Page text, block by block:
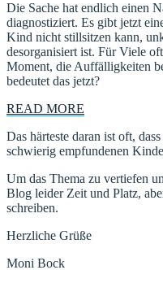
Die Sache hat endlich einen
diagnostiziert. Es gibt jetzt
Kind nicht stillsitzen kann,
desorganisiert ist. Für Viele
Moment, die Auffälligkeiten
bedeutet das jetzt?
READ MORE
Das härteste daran ist oft,
schwierig empfundenen
Um das Thema zu vertiefen
Blog leider Zeit und Platz,
schreiben.
Herzliche Grüße
Moni Bock